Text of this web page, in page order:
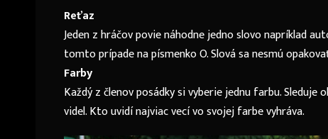
Reťaz
Jeden z hráčov povie náhodne jedno slovo napríklad
tomto prípade na písmenko O. Slová sa nesmú
Farby
Každý z členov posádky si vyberie jednu farbu.
videl. Kto uvidí najviac vecí vo svojej farbe vyhráva.